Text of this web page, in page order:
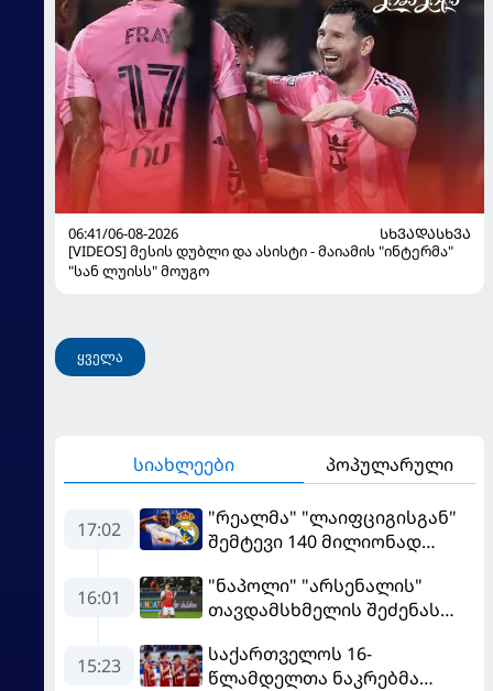
06:41/06-08-2026
ᲡᲮᲕᲐᲓᲐᲡᲮᲕᲐ
[VIDEOS] მესის დუბლი და ასისტი - მაიამის "ინტერმა"
"სან ლუისს" მოუგო
ყველა
სიახლეები პოპულარული
17:02
"რეალმა" "ლაიფციგისგან"
შემტევი 140 მილიონად
16:01
"ნაპოლი" "არსენალის"
თავდამსხმელის შეძენას
15:23
საქართველოს 16-
წლამდელთა ნაკრებმა